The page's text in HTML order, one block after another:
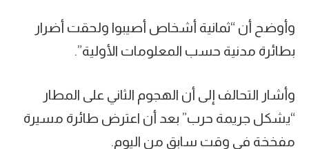
وأوضح أن “ثمانية أشخاص أصيبوا ولحقت أضرار
بطائرة مدنية حسب المعلومات الأولية”.
وأشار التحالف إلى أن الهجوم الثاني على المطار
“يشكل جريمة حرب” بعد أن اعترض طائرة مسيرة
مفخخة في وقت سابق من اليوم.